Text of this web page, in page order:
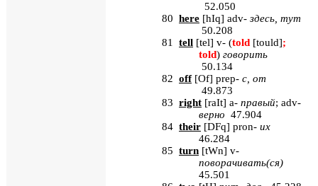
52.050
80 here [hIq] adv- здесь тут
50.208
81 tell [tel] v- (told [tould];
told) говорить
50.134
82 off [Of] prep- с от
49.873
83 right [raIt] a- правый; adv-
верно 47.904
84 their [DFq] pron- их
46.284
85 turn [tWn] v-
поворачивать(ся)
45.501